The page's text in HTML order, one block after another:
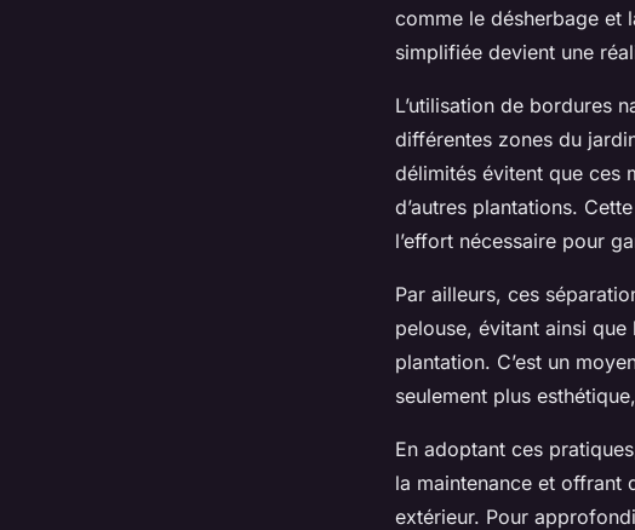
comme le désherbage et
simplifiée devient une
L’utilisation de bordures
différentes zones du
délimités évitent que ces
d’autres plantations.
l’effort nécessaire pour
Par ailleurs, ces
pelouse, évitant ainsi que
plantation. C’est un
seulement plus
En adoptant ces
la maintenance et offrant
extérieur. Pour